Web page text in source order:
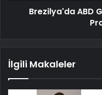
Brezilya'da ABD
İlgili Makaleler